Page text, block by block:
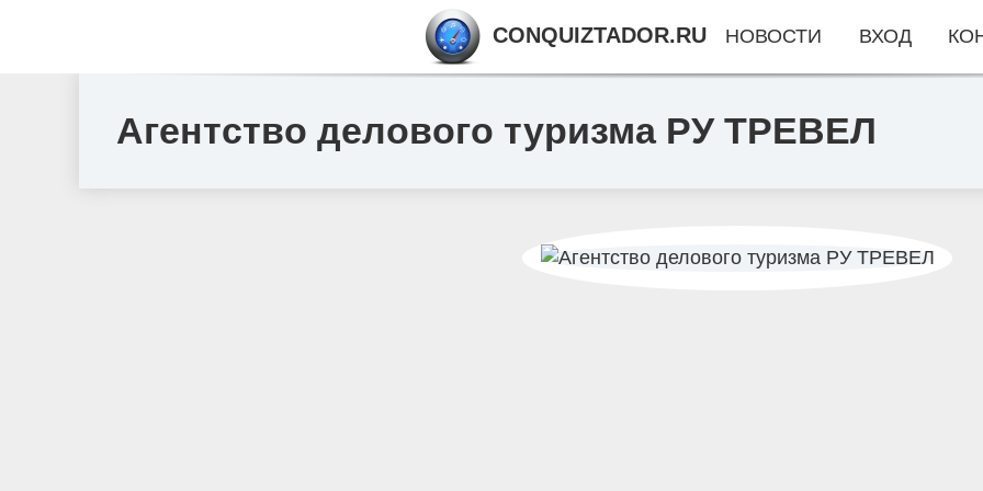
Агентство делового туризма РУ ТРЕВЕЛ
CONQUIZTADOR.RU НОВОСТИ ВХОД